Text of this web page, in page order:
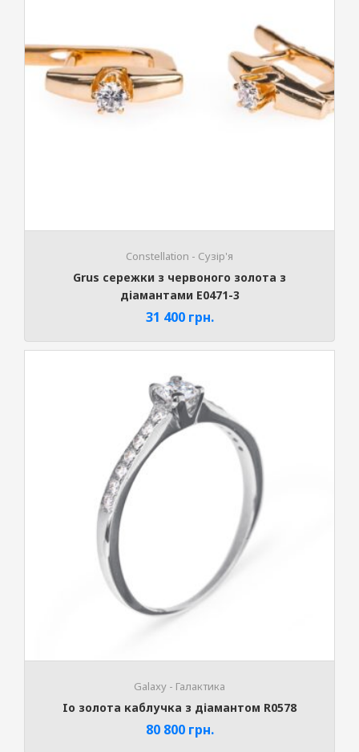
Constellation - Сузір'я
Grus сережки з червоного золота з
діамантами E0471-3
31 400 грн.
Galaxy - Галактика
Io золота каблучка з діамантом R0578
80 800 грн.